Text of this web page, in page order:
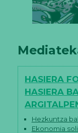
HASIERA
HASIERA
Hezkuntza
Ekonomia